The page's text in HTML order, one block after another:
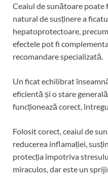
Ceaiul de sunătoare
natural de susținere a
hepatoprotectoare,
efectele pot fi
recomandare specializată.
Un ficat echilibrat
eficientă și o stare
funcționează corect,
Folosit corect, ceaiul de
reducerea inflamației,
protecția împotriva
miraculos, dar este un